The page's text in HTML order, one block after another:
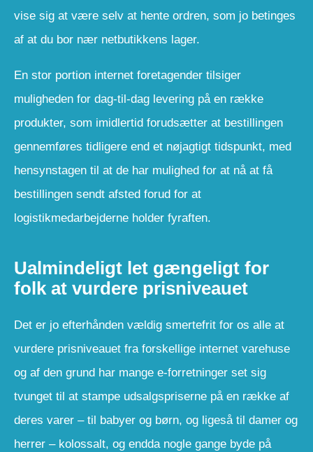
vise sig at være selv at hente ordren, som jo betinges
af at du bor nær netbutikkens lager.
En stor portion internet foretagender tilsiger
muligheden for dag-til-dag levering på en række
produkter, som imidlertid forudsætter at bestillingen
gennemføres tidligere end et nøjagtigt tidspunkt, med
hensynstagen til at de har mulighed for at nå at få
bestillingen sendt afsted forud for at
logistikmedarbejderne holder fyraften.
Ualmindeligt let gængeligt for
folk at vurdere prisniveauet
Det er jo efterhånden vældig smertefrit for os alle at
vurdere prisniveauet fra forskellige internet varehuse
og af den grund har mange e-forretninger set sig
tvunget til at stampe udsalgspriserne på en række af
deres varer – til babyer og børn, og ligeså til damer og
herrer – kolossalt, og endda nogle gange byde på